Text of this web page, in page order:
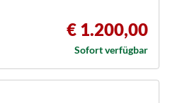
€ 1.200,00
Sofort verfügbar